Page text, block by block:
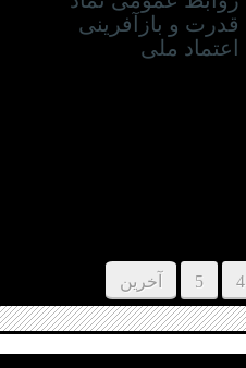
قدرت و بازآفرینی
اعتماد ملی
4
5 آخرین